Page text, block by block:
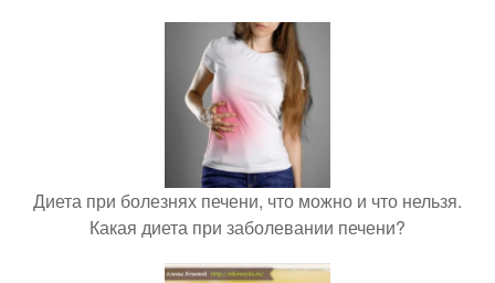
Диета при болезнях печени, что можно и что нельзя.
Какая диета при заболевании печени?